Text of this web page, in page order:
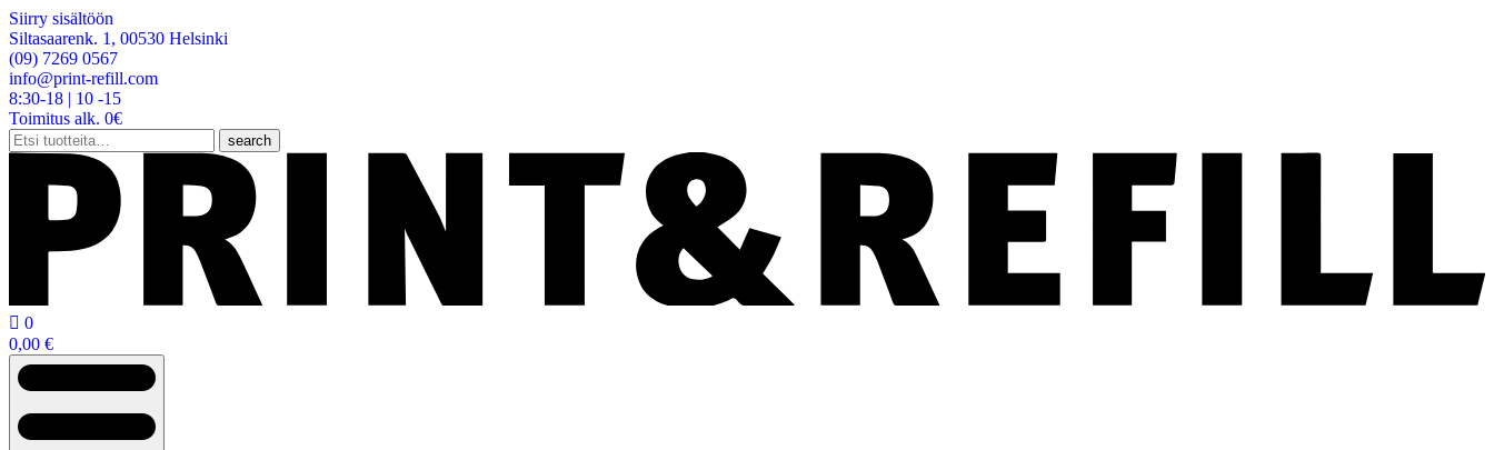
Siirry sisältöön
Siltasaarenk. 1, 00530 Helsinki
(09) 7269 0567
info@print-refill.com
8:30-18 | 10 -15
Toimitus alk. 0€
Etsi:
search
 0
0,00 €